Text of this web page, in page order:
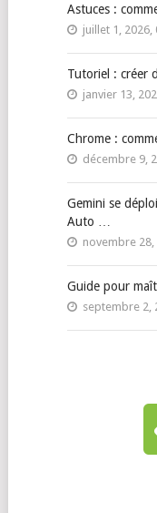
Astuces :
juillet 1, 2026,
Tutoriel : créer
janvier 13,
Chrome :
décembre 9,
Gemini se
Auto …
novembre 28,
Guide pour
septembre 2,